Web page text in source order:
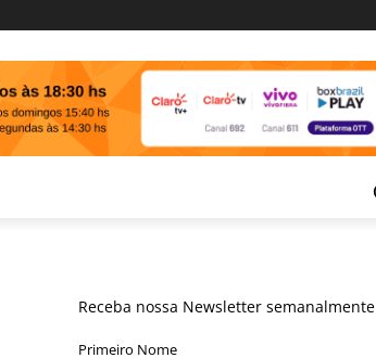
Receba nossa Newsletter semanalmente
Primeiro Nome